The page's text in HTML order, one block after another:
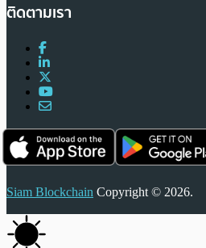
ติดตามเรา
Siam Blockchain Copyright © 2026.